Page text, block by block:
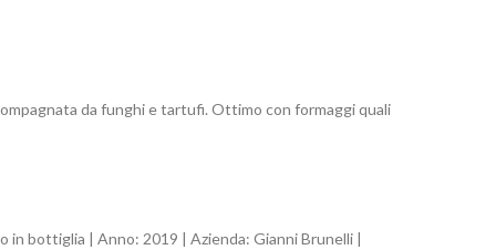
da funghi e tartufi. Ottimo con formaggi quali
in bottiglia | Anno: 2019 | Azienda: Gianni Brunelli |